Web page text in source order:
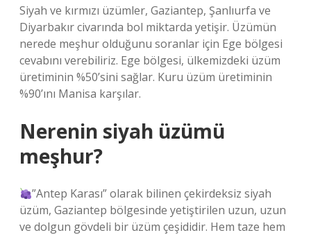
Siyah ve kırmızı üzümler, Gaziantep, Şanlıurfa ve
Diyarbakır civarında bol miktarda yetişir. Üzümün
nerede meşhur olduğunu soranlar için Ege bölgesi
cevabını verebiliriz. Ege bölgesi, ülkemizdeki üzüm
üretiminin %50’sini sağlar. Kuru üzüm üretiminin
%90’ını Manisa karşılar.
Nerenin siyah üzümü
meşhur?
”Antep Karası” olarak bilinen çekirdeksiz siyah
üzüm, Gaziantep bölgesinde yetiştirilen uzun, uzun
ve dolgun gövdeli bir üzüm çeşididir. Hem taze hem